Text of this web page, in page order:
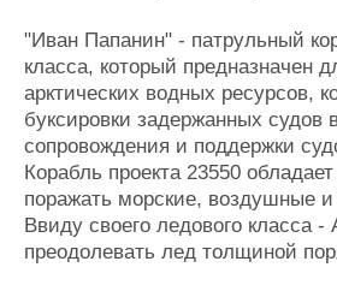
"Иван Папанин" - патрульный
класса, который предназначен
арктических водных ресурсов,
буксировки задержанных судов
сопровождения и поддержки
Корабль проекта 23550
поражать морские, воздушные
Ввиду своего ледового класса -
преодолевать лед толщиной